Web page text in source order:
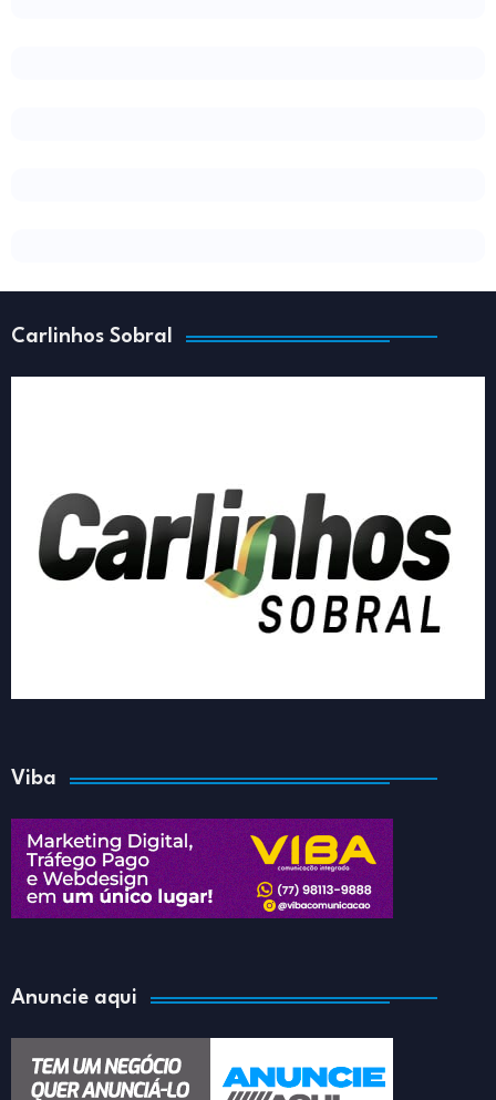
Carlinhos Sobral
Viba
Anuncie aqui